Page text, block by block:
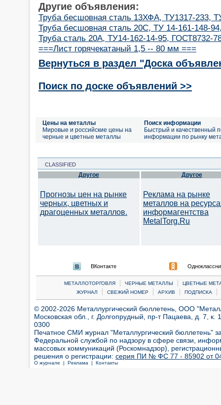
Другие объявления:
Труба бесшовная сталь 13ХФА, ТУ1317-233,
Труба бесшовная сталь 20С, ТУ 14-161-148-
Труба сталь 20А, ТУ14-162-14-95, ГОСТ8732-
===Лист горячекатаный 1,5 -- 80 мм ===
Вернуться в раздел "Доска
Поиск по доске объявлений >>
Цены на металлы
Мировые и российские цены на
черные и цветные металлы
Поиск информации
Быстрый и качественный
информации по рынку
CLASSIFIED
Другое
Прогнозы цен на рынке
черных, цветных и
драгоценных металлов.
Другое
Реклама на рынке
металлов на
информагентства
MetalTorg.Ru
ВКонтакте
МЕТАЛЛОТОРГОВЛЯ | ЧЕРНЫЕ МЕТАЛЛЫ |
ЦВЕТНЫЕ
ЖУРНАЛ
| СВЕЖИЙ НОМЕР | АРХИВ | ПОДПИСКА |
© 2002-2026 Металлургический бюллетень, ООО
Московская обл., г. Долгопрудный, пр-т Пацаева, д. 7,
0300
Печатное СМИ журнал "Металлургический бюллетень"
Федеральной службой по надзору в сфере связи,
массовых коммуникаций (Роскомнадзор),
решения о регистрации: серия ПИ № ФС 77 - 85902 от 04
О журнале | Реклама | Контакты